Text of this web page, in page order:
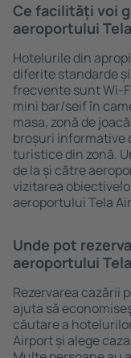
Ce facilități voi
aeroportului
Hotelurile din
diferite standarde
frecvente sunt Wi-
mini bar/seif în
masa, zonă de
broșuri informative
turistice din zonă.
de la și către
vizitarea
aeroportului Tela
Unde pot
aeroportului
Rezervarea cazării
ajuta să
căutare a
Airport și alege